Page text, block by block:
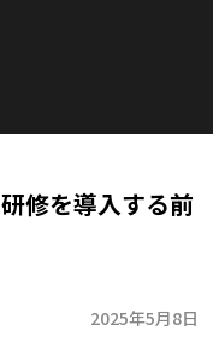
修を導入する前
2025年5月8日